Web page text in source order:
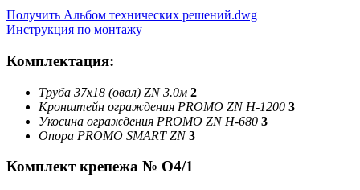
Получить Альбом технических решений.dwg
Инструкция по монтажу
Комплектация:
Труба 37х18 (овал) ZN 3.0м 2
Кронштейн ограждения PROMO ZN Н-1200 3
Укосина ограждения PROMO ZN H-680 3
Опора PROMO SMART ZN 3
Комплект крепежа № О4/1